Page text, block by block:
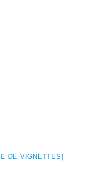
DE VIGNETTES]